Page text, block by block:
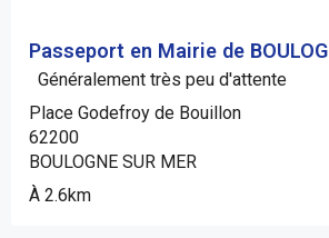
Passeport en Mairie de
Généralement très peu d'attente
Place Godefroy de Bouillon
62200
BOULOGNE SUR MER
À 2.6km